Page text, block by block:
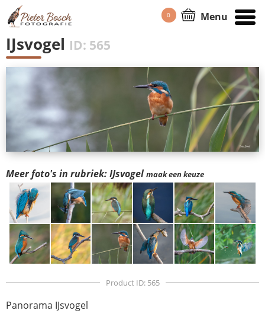
0 Menu
HOME/PORTFOLIO
IJsvogel ID: 565
Meer foto's in rubriek: IJsvogelmaak een keuze
Product ID: 565
Panorama IJsvogel